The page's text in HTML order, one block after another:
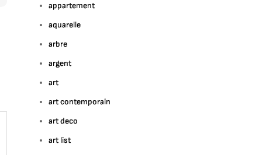
l’Expression
appartement
aquarelle
arbre
argent
art
art contemporain
art deco
art list